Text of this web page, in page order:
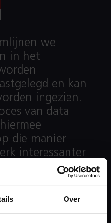
Over
we
in het
en kan
ingezien.
van data
die manier
interessanter
veel meer